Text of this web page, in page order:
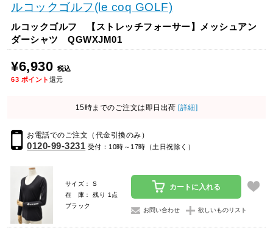
ルコックゴルフ(le coq GOLF)
ルコックゴルフ 【ストレッチフォーサー】メッシュアン
ダーシャツ QGWXJM01
¥6,930 税込
63 ポイント 還元
15時までのご注文は即日出荷 [詳細]
お電話でのご注文（代金引換のみ）
0120-99-3231 受付：10時～17時（土日祝除く）
サイズ： S
在 庫： 残り 1点
ブラック
カートに入れる
お問い合わせ 欲しいものリスト